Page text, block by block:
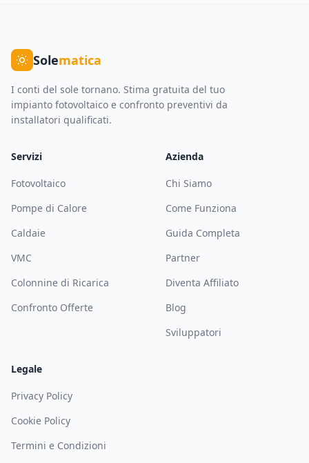
Solematica
I conti del sole tornano. Stima gratuita del tuo
impianto fotovoltaico e confronto preventivi da
installatori qualificati.
Servizi
Fotovoltaico
Pompe di Calore
Caldaie
VMC
Colonnine di Ricarica
Confronto Offerte
Azienda
Chi Siamo
Come Funziona
Guida Completa
Partner
Diventa Affiliato
Blog
Sviluppatori
Legale
Privacy Policy
Cookie Policy
Termini e Condizioni